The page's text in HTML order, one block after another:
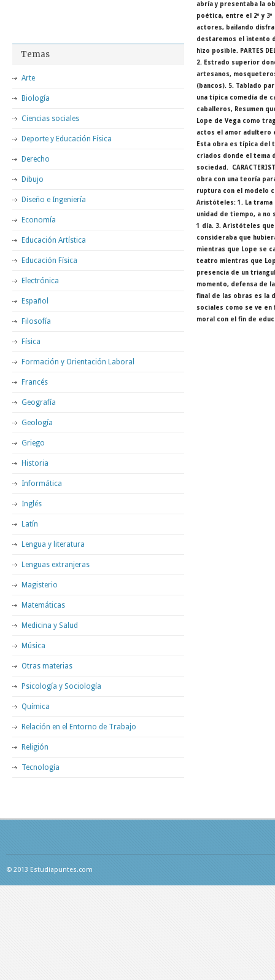
abría y presentaba la
poética, entre el 2º y
actores, bailando
destaremos el intento
hizo posible. PARTES
2. Estrado superior
artesanos,
(bancos). 5. Tablado
una típica comedía de
caballeros, Resumen
Lope de Vega como
actos el amor adultero
Esta obra es típica del
criados donde el tema
sociedad.
obra con una teoría
ruptura con el modelo
Aristóteles: 1. La trama
unidad de tiempo, a
1 día. 3. Aristóteles
consideraba que
mientras que Lope se
teatro mientras que
presencia de un
momento, defensa de
final de las obras es la
sociales como se ve
moral con el fin de
Temas
Arte
Biología
Ciencias sociales
Deporte y Educación Física
Derecho
Dibujo
Diseño e Ingeniería
Economía
Educación Artística
Educación Física
Electrónica
Español
Filosofía
Física
Formación y Orientación Laboral
Francés
Geografía
Geología
Griego
Historia
Informática
Inglés
Latín
Lengua y literatura
Lenguas extranjeras
Magisterio
Matemáticas
Medicina y Salud
Música
Otras materias
Psicología y Sociología
Química
Relación en el Entorno de Trabajo
Religión
Tecnología
© 2013 Estudiapuntes.com